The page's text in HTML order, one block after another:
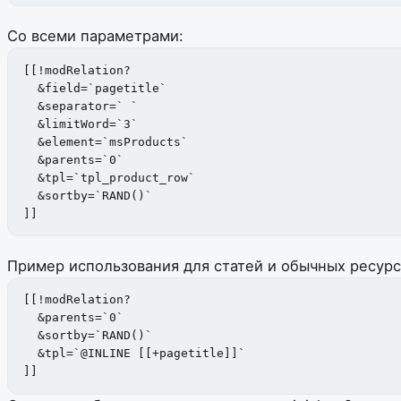
Со всеми параметрами:
[[!modRelation?
  &field=`pagetitle`
  &separator=` `
  &limitWord=`3`
  &element=`msProducts`
  &parents=`0`
  &tpl=`tpl_product_row`
  &sortby=`RAND()`
]]
Пример использования для статей и обычных
[[!modRelation?
  &parents=`0`
  &sortby=`RAND()`
  &tpl=`@INLINE [[+pagetitle]]`